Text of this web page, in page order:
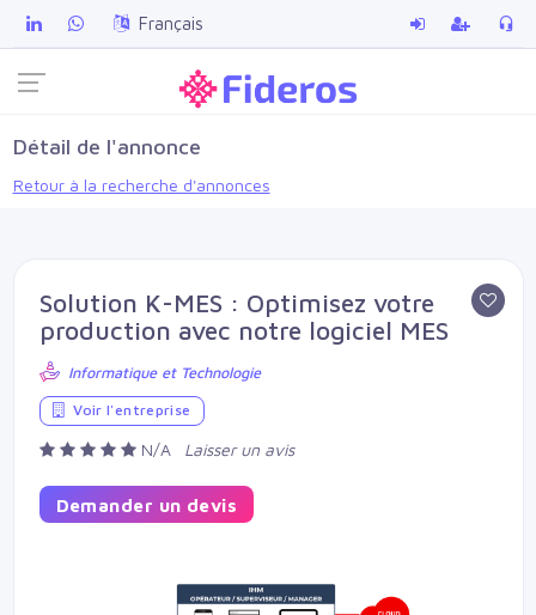
Français
Détail de l'annonce
Retour à la recherche d'annonces
Solution K-MES : Optimisez votre
production avec notre logiciel MES
Informatique et Technologie
Voir l'entreprise
N/A Laisser un avis
Demander un devis